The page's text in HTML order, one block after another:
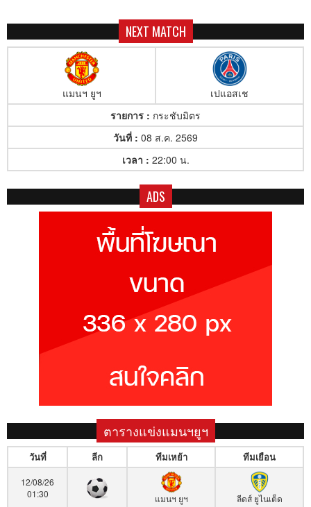
NEXT MATCH
แมนฯ ยูฯ
เปแอสเช
รายการ : กระชับมิตร
วันที่ : 08 ส.ค. 2569
เวลา : 22:00 น.
ADS
ตารางแข่งแมนฯยูฯ
วันที่ ลีก ทีมเหย้า ทีมเยือน
12/08/26
01:30
แมนฯ ยูฯ ลีดส์ ยูไนเต็ด